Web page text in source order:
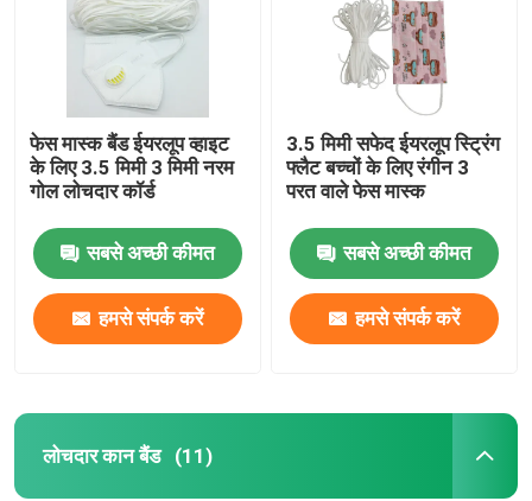
फेस मास्क बैंड ईयरलूप व्हाइट
के लिए 3.5 मिमी 3 मिमी नरम
गोल लोचदार कॉर्ड
सबसे अच्छी कीमत
हमसे संपर्क करें
3.5 मिमी सफेद ईयरलूप स्ट्रिंग
फ्लैट बच्चों के लिए रंगीन 3
परत वाले फेस मास्क
सबसे अच्छी कीमत
हमसे संपर्क करें
लोचदार कान बैंड (11)